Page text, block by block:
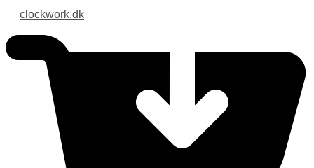
clockwork.dk